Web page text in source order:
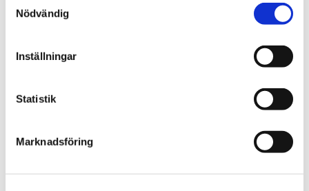
Nödvändig
Inställningar
Statistik
Marknadsföring